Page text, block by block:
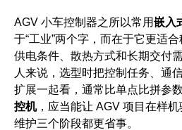
AGV 小车控制器之所以常用嵌入
于“工业”两个字，而在于它更适
供电条件、散热方式和长期交付
人来说，选型时把控制任务、通
扩展一起看，通常比单点比拼参
控机，应当能让 AGV 项目在样
维护三个阶段都更省事。